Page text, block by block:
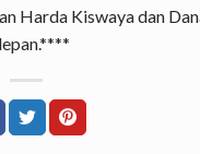
Harda Kiswaya dan